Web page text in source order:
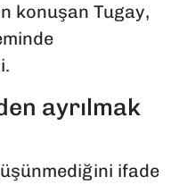
konuşan Tugay,
ayrılmak
ifade